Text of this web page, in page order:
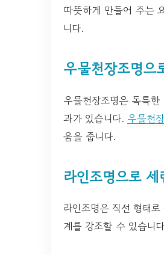
따뜻하게 만들어 주는
니다.
우물천장조명으
우물천장조명은 독특
과가 있습니다. 우물천
움을 줍니다.
라인조명으로
라인조명은 직선 형태
계를 강조할 수 있습니